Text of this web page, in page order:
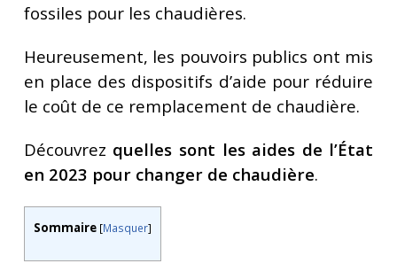
fossiles pour les chaudières.
Heureusement, les pouvoirs publics ont mis
en place des dispositifs d’aide pour réduire
le coût de ce remplacement de chaudière.
Découvrez quelles sont les aides de l’État
en 2023 pour changer de chaudière.
Sommaire [Masquer]